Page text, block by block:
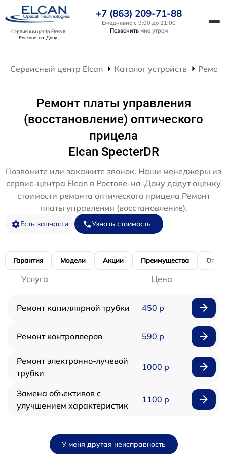
Сервисный центр Elcanв
Ростове-на-Дону
+7 (863) 209-71-88
Ежедневно с 9:00 до 21:00
Позвонить мне утром
Сервисный центр Elcan Каталог устройств
Ремонт платы управления
(восстановление) оптического
прицела
Elcan SpecterDR
Позвоните или закажите звонок. Наши менеджеры из
сервис-центра Elcan в Ростове-на-Дону дадут оценку
стоимости ремонта оптического прицела Ремонт
платы управления (восстановление).
Есть запчасти Узнать стоимость
Гарантия Модели Акции Преимущества
Услуга Цена
Ремонт капиллярной трубки 450 р
Ремонт контроллеров 590 р
Ремонт электронно-лучевой
трубки
1000 р
Замена объективов с
улучшением характеристик
1100 р
У меня другая неисправность